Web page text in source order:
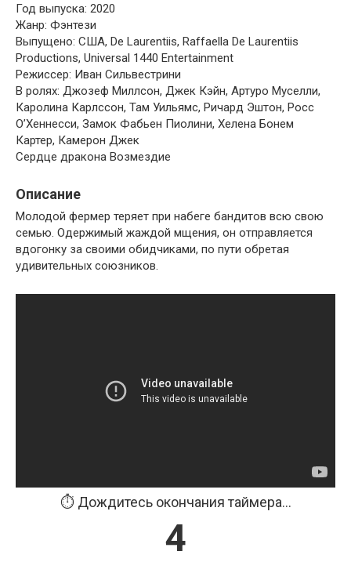
Год выпуска: 2020
Жанр: Фэнтези
Выпущено: США, De Laurentiis, Raffaella De Laurentiis
Productions, Universal 1440 Entertainment
Режиссер: Иван Сильвестрини
В ролях: Джозеф Миллсон, Джек Кэйн, Артуро Муселли,
Каролина Карлссон, Там Уильямс, Ричард Эштон, Росс
О’Хеннесси, Замок Фабьен Пиолини, Хелена Бонем
Картер, Камерон Джек
Сердце дракона Возмездие
Описание
Молодой фермер теряет при набеге бандитов всю свою
семью. Одержимый жаждой мщения, он отправляется
вдогонку за своими обидчиками, по пути обретая
удивительных союзников.
⏱️ Дождитесь окончания таймера...
3